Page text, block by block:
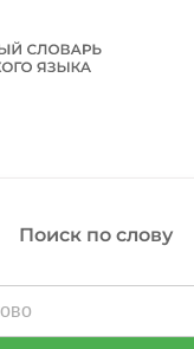
Поиск по слову